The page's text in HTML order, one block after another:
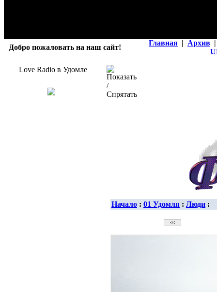
Добро пожаловать на наш сайт!
Главная | Архив |
Love Radio в Удомле
Начало : 01 Удомля : Люди :